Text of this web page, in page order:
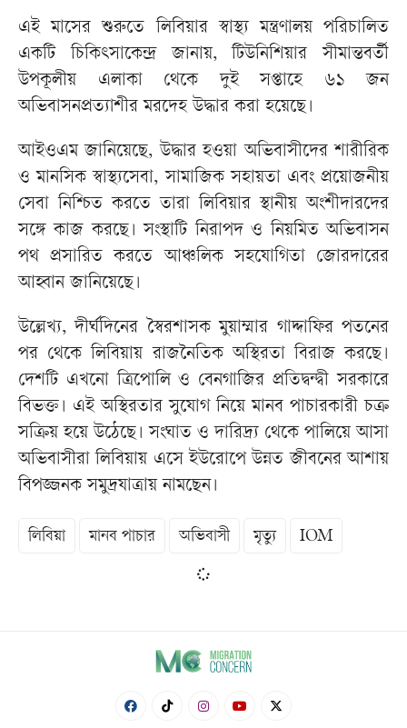
এই মাসের শুরুতে লিবিয়ার স্বাস্থ্য মন্ত্রণালয় পরিচালিত
একটি চিকিৎসাকেন্দ্র জানায়, টিউনিশিয়ার সীমান্তবর্তী
উপকূলীয় এলাকা থেকে দুই সপ্তাহে ৬১ জন
অভিবাসনপ্রত্যাশীর মরদেহ উদ্ধার করা হয়েছে।
আইওএম জানিয়েছে, উদ্ধার হওয়া অভিবাসীদের শারীরিক
ও মানসিক স্বাস্থ্যসেবা, সামাজিক সহায়তা এবং প্রয়োজনীয়
সেবা নিশ্চিত করতে তারা লিবিয়ার স্থানীয় অংশীদারদের
সঙ্গে কাজ করছে। সংস্থাটি নিরাপদ ও নিয়মিত অভিবাসন
পথ প্রসারিত করতে আঞ্চলিক সহযোগিতা জোরদারের
আহ্বান জানিয়েছে।
উল্লেখ্য, দীর্ঘদিনের স্বৈরশাসক মুয়াম্মার গাদ্দাফির পতনের
পর থেকে লিবিয়ায় রাজনৈতিক অস্থিরতা বিরাজ করছে।
দেশটি এখনো ত্রিপোলি ও বেনগাজির প্রতিদ্বন্দ্বী সরকারে
বিভক্ত। এই অস্থিরতার সুযোগ নিয়ে মানব পাচারকারী চক্র
সক্রিয় হয়ে উঠেছে। সংঘাত ও দারিদ্র্য থেকে পালিয়ে আসা
অভিবাসীরা লিবিয়ায় এসে ইউরোপে উন্নত জীবনের আশায়
বিপজ্জনক সমুদ্রযাত্রায় নামছেন।
লিবিয়া মানব পাচার অভিবাসী মৃত্যু IOM